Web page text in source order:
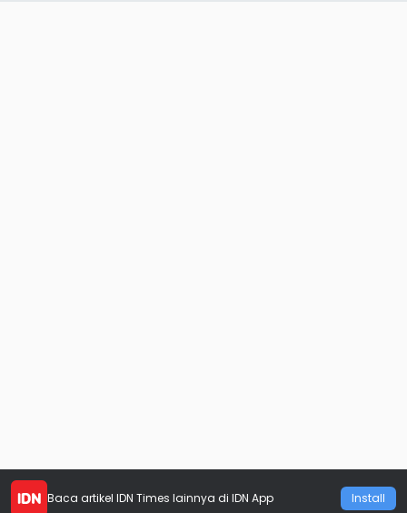
Baca artikel IDN Times lainnya di IDN App Install